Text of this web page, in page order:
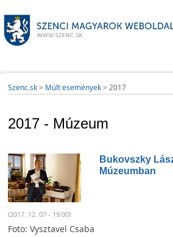
Szenc.sk> Múlt események> 2017
2017 - Múzeum
Bukovszky
Múzeumban
(2017. 12. 07 - 19:00)
Foto: Vysztavel Csaba